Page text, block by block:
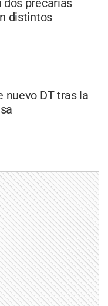
dos precarias
distintos
nuevo DT tras la